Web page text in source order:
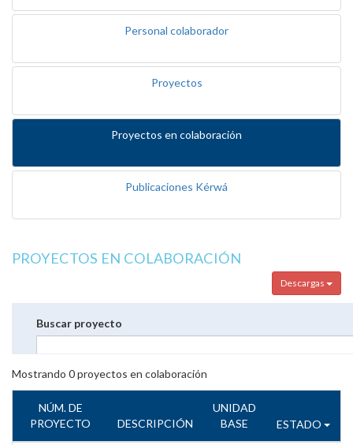
Personal colaborador
Proyectos
Proyectos en colaboración
Publicaciones Kérwá
PROYECTOS EN COLABORACIÓN
Descargas
Buscar proyecto
Mostrando 0proyectos en colaboración
NÚM. DE
PROYECTO
DESCRIPCIÓN
UNIDAD
BASE
ESTADO